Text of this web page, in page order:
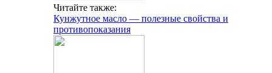
Читайте также:
Кунжутное масло — полезные свойства и
противопоказания